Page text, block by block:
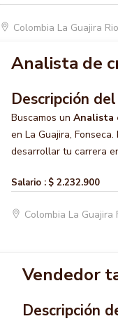
Colombia La Guajira
Analista de
Descripción
Buscamos un Analista
en La Guajira,
desarrollar tu carrera
Salario : $ 2.232.900
Colombia La Guajira
Vendedor
Descripción